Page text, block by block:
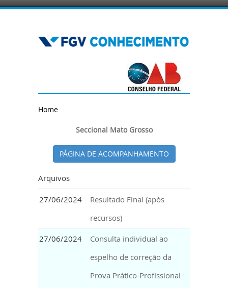
Home
Seccional Mato Grosso
PÁGINA DE ACOMPANHAMENTO
Arquivos
27/06/2024
Resultado Final (após
recursos)
27/06/2024
Consulta individual ao
espelho de correção da
Prova Prático-Profissional